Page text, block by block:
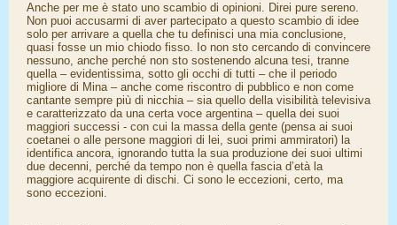
Anche per me è stato uno scambio di opinioni. Direi pure sereno.
Non puoi accusarmi di aver partecipato a questo scambio di idee
solo per arrivare a quella che tu definisci una mia conclusione,
quasi fosse un mio chiodo fisso. Io non sto cercando di convincere
nessuno, anche perché non sto sostenendo alcuna tesi, tranne
quella – evidentissima, sotto gli occhi di tutti – che il periodo
migliore di Mina – anche come riscontro di pubblico e non come
cantante sempre più di nicchia – sia quello della visibilità televisiva
e caratterizzato da una certa voce argentina – quella dei suoi
maggiori successi - con cui la massa della gente (pensa ai suoi
coetanei o alle persone maggiori di lei, suoi primi ammiratori) la
identifica ancora, ignorando tutta la sua produzione dei suoi ultimi
due decenni, perché da tempo non è quella fascia d’età la
maggiore acquirente di dischi. Ci sono le eccezioni, certo, ma
sono eccezioni.